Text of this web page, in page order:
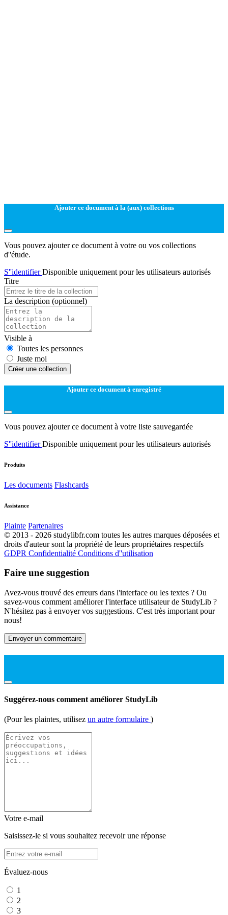
Ajouter ce document à la (aux) collections
Vous pouvez ajouter ce document à votre ou vos collections
d''étude.
S''identifierDisponible uniquement pour les utilisateurs autorisés
Titre
La description (optionnel)
Visible à
Toutes les personnes
Juste moi
Créer une collection
Ajouter ce document à enregistré
Vous pouvez ajouter ce document à votre liste sauvegardée
S''identifierDisponible uniquement pour les utilisateurs autorisés
Produits
Les documents Flashcards
Assistance
Plainte Partenaires
© 2013 - 2026 studylibfr.com toutes les autres marques déposées et
droits d'auteur sont la propriété de leurs propriétaires respectifs
GDPR Confidentialité Conditions d''utilisation
Faire une suggestion
Avez-vous trouvé des erreurs dans l'interface ou les textes ? Ou
savez-vous comment améliorer l'interface utilisateur de StudyLib ?
N'hésitez pas à envoyer vos suggestions. C'est très important pour
nous!
Envoyer un commentaire
Suggérez-nous comment améliorer StudyLib
(Pour les plaintes, utilisez un autre formulaire )
Votre e-mail
Saisissez-le si vous souhaitez recevoir une réponse
Évaluez-nous
1
2
3